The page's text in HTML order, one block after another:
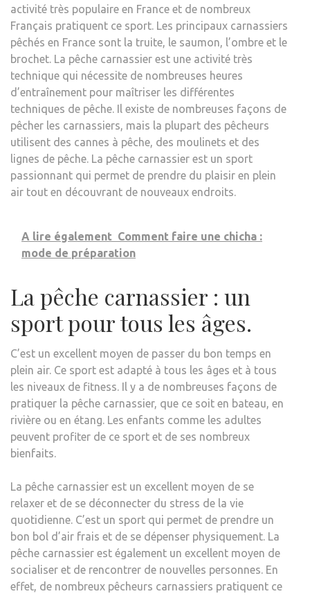
activité très populaire en France et de nombreux
Français pratiquent ce sport. Les principaux carnassiers
pêchés en France sont la truite, le saumon, l’ombre et le
brochet. La pêche carnassier est une activité très
technique qui nécessite de nombreuses heures
d’entraînement pour maîtriser les différentes
techniques de pêche. Il existe de nombreuses façons de
pêcher les carnassiers, mais la plupart des pêcheurs
utilisent des cannes à pêche, des moulinets et des
lignes de pêche. La pêche carnassier est un sport
passionnant qui permet de prendre du plaisir en plein
air tout en découvrant de nouveaux endroits.
A lire également Comment faire une chicha :
mode de préparation
La pêche carnassier : un
sport pour tous les âges.
C’est un excellent moyen de passer du bon temps en
plein air. Ce sport est adapté à tous les âges et à tous
les niveaux de fitness. Il y a de nombreuses façons de
pratiquer la pêche carnassier, que ce soit en bateau, en
rivière ou en étang. Les enfants comme les adultes
peuvent profiter de ce sport et de ses nombreux
bienfaits.
La pêche carnassier est un excellent moyen de se
relaxer et de se déconnecter du stress de la vie
quotidienne. C’est un sport qui permet de prendre un
bon bol d’air frais et de se dépenser physiquement. La
pêche carnassier est également un excellent moyen de
socialiser et de rencontrer de nouvelles personnes. En
effet, de nombreux pêcheurs carnassiers pratiquent ce